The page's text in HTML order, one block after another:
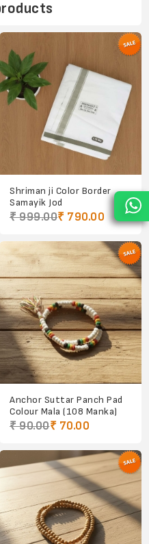
Shriman ji Color Border
Samayik Jod
₹ 999.00₹ 790.00
Anchor Suttar Panch Pad
Colour Mala (108 Manka)
₹ 90.00₹ 70.00